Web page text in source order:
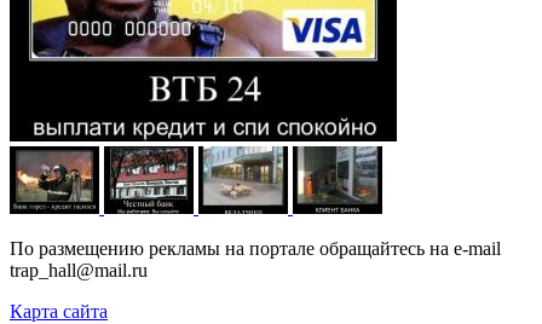
По размещению рекламы на портале обращайтесь на e-mail
trap_hall@mail.ru
Карта сайта